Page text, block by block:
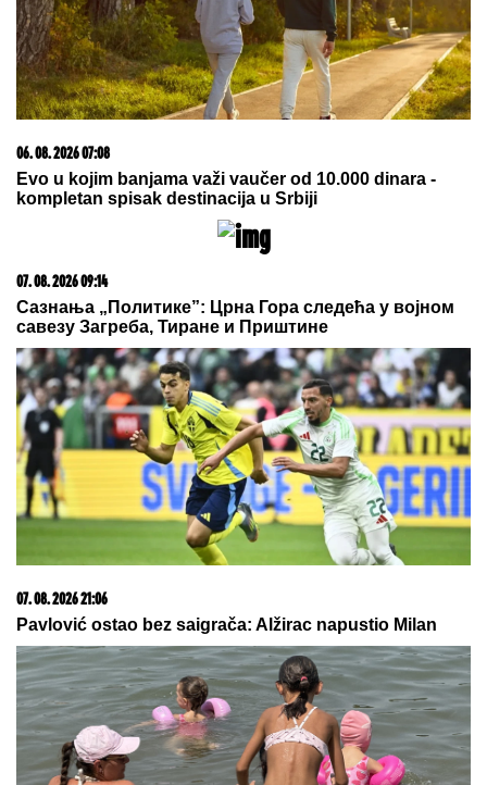
Mudrik pred selidbom iz Čelsija – Lampard želi da oživi
karijeru Ukrajinca
Zašto sve više ljudi bira večeru koja se spontano
pretvori u druženje